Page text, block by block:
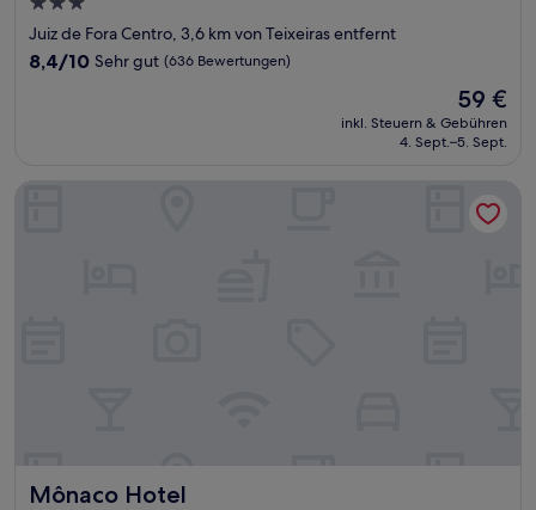
Sterne-
Unterkunft
Juiz de Fora Centro, 3,6 km von Teixeiras entfernt
8.4
Bewertungen)
8,4/10 Sehr gut (636 Bewertungen)
Der
Preis
beträgt
59 €
inkl. Steuern & Gebühren
4. Sept.–5. Sept.
Mônaco Hotel
Mônaco Hotel